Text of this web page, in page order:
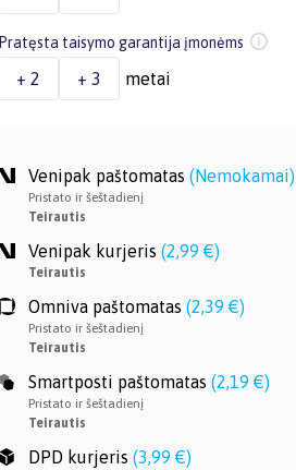
Pratęsta taisymo garantija įmonėms
+ 2 + 3 metai
Venipak paštomatas (Nemokamai)
Pristato ir šeštadienį
Teirautis
Venipak kurjeris (2,99 €)
Teirautis
Omniva paštomatas (2,39 €)
Pristato ir šeštadienį
Teirautis
Smartposti paštomatas (2,19 €)
Pristato ir šeštadienį
Teirautis
DPD kurjeris (3,99 €)